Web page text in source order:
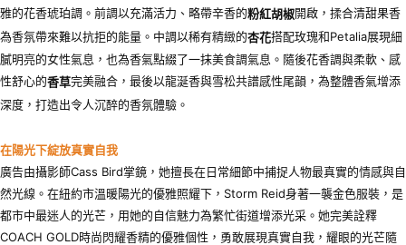
雅的花香琥珀調。前調以充滿活力、略帶辛香的粉紅胡椒開啟，揉合清甜果香
為香氛帶來難以抗拒的能量。中調以稀有精緻的杏花搭配玫瑰和Petalia展現細
膩明亮的女性氣息，也為香氣點綴了一抹美食調氣息。隨後花香調與柔軟、感
性舒心的香草完美融合，最後以龍涎香與雪松共譜感性尾韻，為整體香氣增添
深度，打造出令人沉醉的香氛體驗。
在陽光下綻放真實自我
廣告由攝影師Cass Bird掌鏡，她擅長在日常細節中捕捉人物最真實的情感與自
然光線。在紐約市溫暖陽光的優雅照耀下，Storm Reid身著一襲金色服裝，是
都市中最迷人的光芒，用她的自信魅力為繁忙街道增添光采。她完美詮釋
COACH GOLD時尚閃耀香精的優雅個性，勇敢展現真實自我，耀眼的光芒隨